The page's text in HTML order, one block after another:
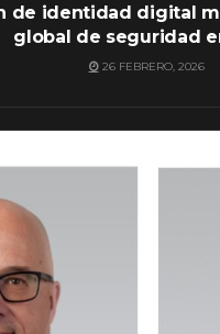
de identidad digital
global de seguridad
26 FEBRERO, 2026